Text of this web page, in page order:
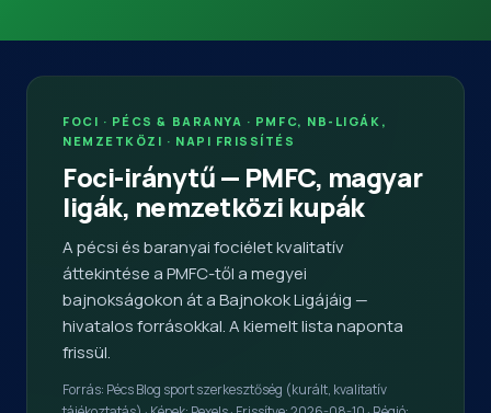
FOCI · PÉCS & BARANYA · PMFC, NB-LIGÁK,
NEMZETKÖZI · NAPI FRISSÍTÉS
Foci-iránytű — PMFC, magyar
ligák, nemzetközi kupák
A pécsi és baranyai fociélet kvalitatív
áttekintése a PMFC-től a megyei
bajnokságokon át a Bajnokok Ligájáig —
hivatalos forrásokkal. A kiemelt lista naponta
frissül.
Forrás: Pécs Blog sport szerkesztőség (kurált, kvalitatív